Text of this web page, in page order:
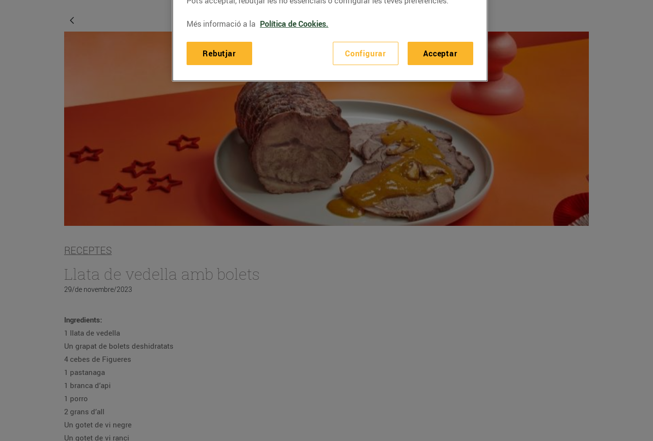
RECEPTES
Llata de vedella amb bolets
29/de novembre/2023
Ingredients:
1 llata de vedella
Un grapat de bolets deshidratats
4 cebes de Figueres
1 pastanaga
1 branca d’api
1 porro
2 grans d’all
Un gotet de vi negre
Un gotet de vi ranci
Més informació a la Política de Cookies.
Configurar
Rebutjar Acceptar